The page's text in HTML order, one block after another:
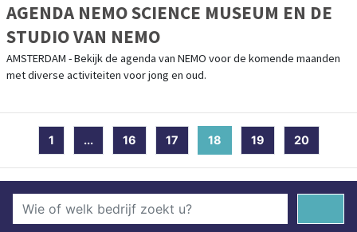
AGENDA NEMO SCIENCE MUSEUM EN DE
STUDIO VAN NEMO
AMSTERDAM - Bekijk de agenda van NEMO voor de komende maanden
met diverse activiteiten voor jong en oud.
1 ... 16 17 18 (current)
19 20